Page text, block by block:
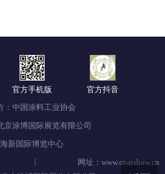
官方手机版
官方抖音
：中国涂料工业协会
京涂博国际展览有限公司
新国际博览中心
|
网址：www.coatshow.cn